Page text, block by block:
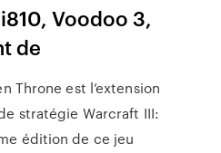
Voodoo 3,
de
Throne est l’extension
stratégie Warcraft III:
édition de ce jeu